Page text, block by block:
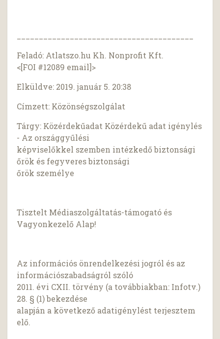
Feladó: Atlatszo.hu Kh. Nonprofit Kft.
<[FOI #12089 email]>
Elküldve: 2019. január 5. 20:38
Címzett: Közönségszolgálat
Tárgy: Közérdekűadat Közérdekű adat igénylés
- Az országgyűlési
képviselőkkel szemben intézkedő biztonsági
őrök és fegyveres biztonsági
őrök személye
Tisztelt Médiaszolgáltatás-támogató és
Vagyonkezelő Alap!
Az információs önrendelkezési jogról és az
információszabadságról szóló
2011. évi CXII. törvény (a továbbiakban: Infotv.)
28. § (1) bekezdése
alapján a következő adatigénylést terjesztem
elő.